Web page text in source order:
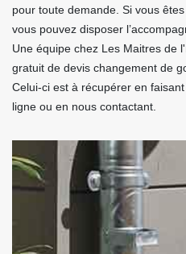
pour toute demande. Si vous
vous pouvez disposer
Une équipe chez Les Maitres de
gratuit de devis changement de
Celui-ci est à récupérer en
ligne ou en nous contactant.